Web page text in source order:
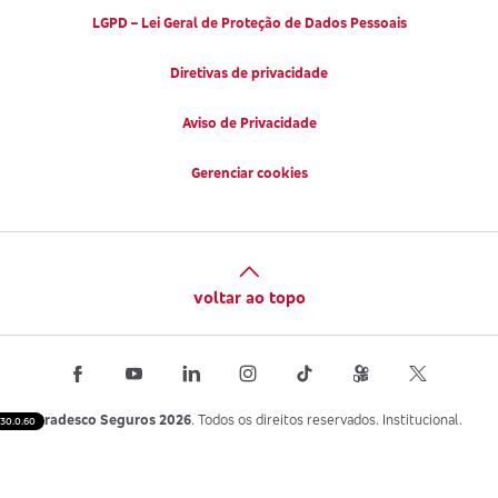
30.0.60
LGPD – Lei Geral de Proteção de Dados Pessoais
Diretivas de privacidade
Aviso de Privacidade
Gerenciar cookies
voltar ao topo
Bradesco Seguros 2026. Todos os direitos reservados. Institucional.